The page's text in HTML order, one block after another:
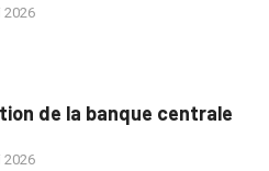
2026
de la banque centrale
2026